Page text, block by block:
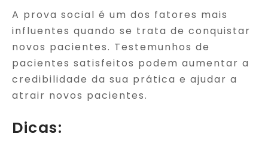
A prova social é um dos fatores mais
influentes quando se trata de conquistar
novos pacientes. Testemunhos de
pacientes satisfeitos podem aumentar a
credibilidade da sua prática e ajudar a
atrair novos pacientes.
Dicas: